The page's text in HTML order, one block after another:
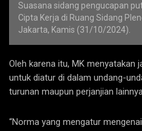
Suasana sidang pengucapan
Cipta Kerja di Ruang Sidang
Jakarta, Kamis (31/10/2024).
Oleh karena itu, MK menyatakan
untuk diatur di dalam undang-
turunan maupun perjanjian
“Norma yang mengatur